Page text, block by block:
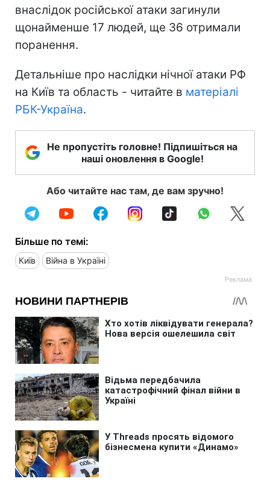
внаслідок російської атаки загинули
щонайменше 17 людей, ще 36 отримали
поранення.
Детальніше про наслідки нічної атаки РФ
на Київ та область - читайте в матеріалі
РБК-Україна.
Не пропустіть головне! Підпишіться на
наші оновлення в Google!
Або читайте нас там, де вам зручно!
Більше по темі:
Київ Війна в Україні